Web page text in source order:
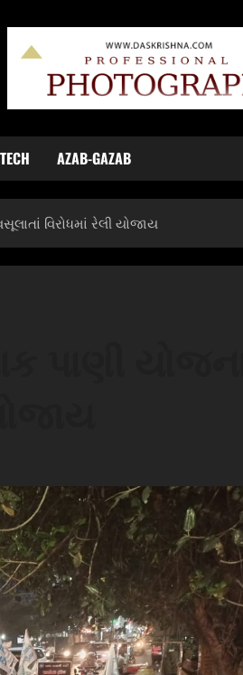
TECH AZAB-GAZAB
વિરોધમાં રેલી યોજાય